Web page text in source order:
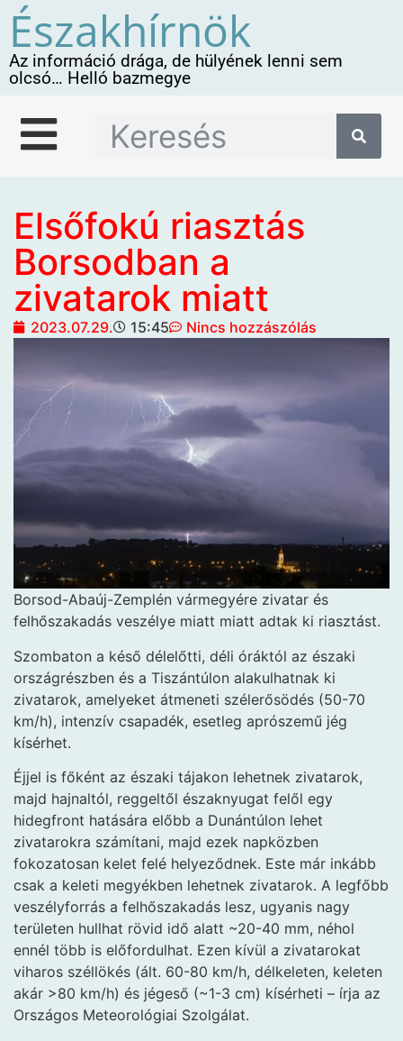
Északhírnök
Az információ drága, de hülyének lenni sem
olcsó… Helló bazmegye
Elsőfokú riasztás
Borsodban a
zivatarok miatt
2023.07.29. 15:45 Nincs hozzászólás
Borsod-Abaúj-Zemplén vármegyére zivatar és
felhőszakadás veszélye miatt miatt adtak ki riasztást.
Szombaton a késő délelőtti, déli óráktól az északi
országrészben és a Tiszántúlon alakulhatnak ki
zivatarok, amelyeket átmeneti szélerősödés (50-70
km/h), intenzív csapadék, esetleg aprószemű jég
kísérhet.
Éjjel is főként az északi tájakon lehetnek zivatarok,
majd hajnaltól, reggeltől északnyugat felől egy
hidegfront hatására előbb a Dunántúlon lehet
zivatarokra számítani, majd ezek napközben
fokozatosan kelet felé helyeződnek. Este már inkább
csak a keleti megyékben lehetnek zivatarok. A legfőbb
veszélyforrás a felhőszakadás lesz, ugyanis nagy
területen hullhat rövid idő alatt ~20-40 mm, néhol
ennél több is előfordulhat. Ezen kívül a zivatarokat
viharos széllökés (ált. 60-80 km/h, délkeleten, keleten
akár >80 km/h) és jégeső (~1-3 cm) kísérheti – írja az
Országos Meteorológiai Szolgálat.